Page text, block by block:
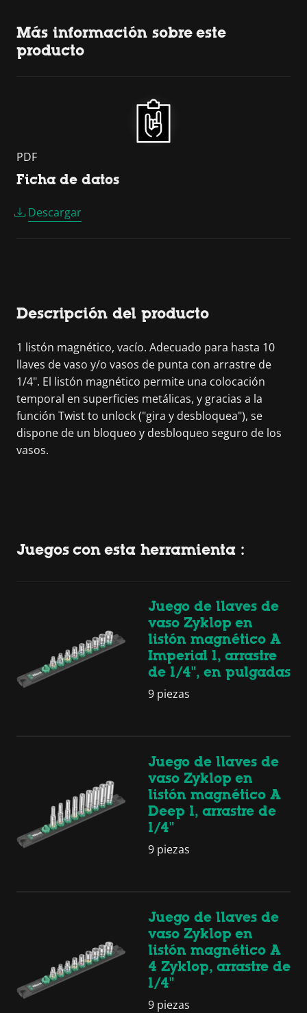
Más información sobre este
producto
PDF
Ficha de datos
Descargar
Descripción del producto
1 listón magnético, vacío. Adecuado para hasta 10
llaves de vaso y/o vasos de punta con arrastre de
1/4". El listón magnético permite una colocación
temporal en superficies metálicas, y gracias a la
función Twist to unlock ("gira y desbloquea"), se
dispone de un bloqueo y desbloqueo seguro de los
vasos.
Juegos con esta herramienta :
Juego de llaves de
vaso Zyklop en
listón magnético A
Imperial 1, arrastre
de 1/4", en pulgadas
9 piezas
Juego de llaves de
vaso Zyklop en
listón magnético A
Deep 1, arrastre de
1/4"
9 piezas
Juego de llaves de
vaso Zyklop en
listón magnético A
4 Zyklop, arrastre de
1/4"
9 piezas